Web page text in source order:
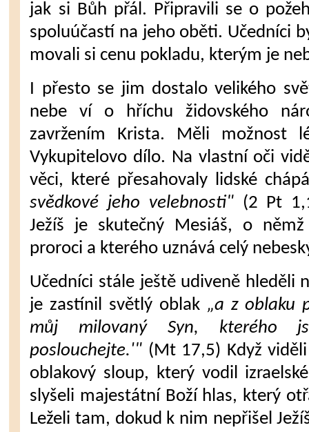
jak si Bůh přál. Připravili se o
spoluúčastí na jeho oběti. Učedníci
movali si cenu pokladu, kterým je
I přesto se jim dostalo velikého
nebe ví o hříchu židovského
zavržením Krista. Měli možnost
Vykupitelovo dílo. Na vlastní oči
věci, které přesahovaly lidské
svědkové je­ho velebnosti" (2 Pt
Ježíš je skutečný Mesiáš, o
proroci a které­ho uznává celý
Učedníci stále ještě udiveně hledě­li
je zastínil světlý oblak „a z oblaku
můj milovaný Syn, kterého
poslouchejte.'" (Mt 17,5) Když
oblakový sloup, který vodil
slyšeli ma­jestátní Boží hlas, který
Leželi tam, dokud k nim nepřišel